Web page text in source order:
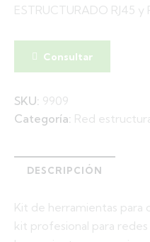
ESTRUCTURADO RJ45 y
Consultar
SKU: 9909
Categoría: Red
DESCRIPCIÓN
Kit de herramientas para
kit profesional para redes